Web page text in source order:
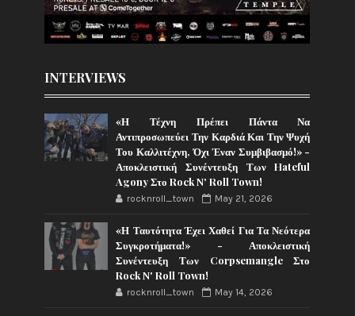
INTERVIEWS
«Η Τέχνη Πρέπει Πάντα Να
Αντιπροσωπεύει Την Καρδιά Και Την Ψυχή
Του Καλλιτέχνη, Όχι Έναν Συμβιβασμό!» -
Αποκλειστική Συνέντευξη Των Hateful
Agony Στο Rock N' Roll Town!
rocknroll_town May 21, 2026
«Η Ταυτότητα Έχει Χαθεί Για Τα Νεότερα
Συγκροτήματα!» - Αποκλειστική
Συνέντευξη Των Corpsemangle Στο
Rock N' Roll Town!
rocknroll_town May 14, 2026